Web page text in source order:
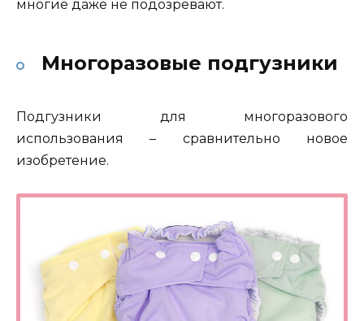
многие даже не подозревают.
Многоразовые подгузники
Подгузники для многоразового
использования – сравнительно новое
изобретение.